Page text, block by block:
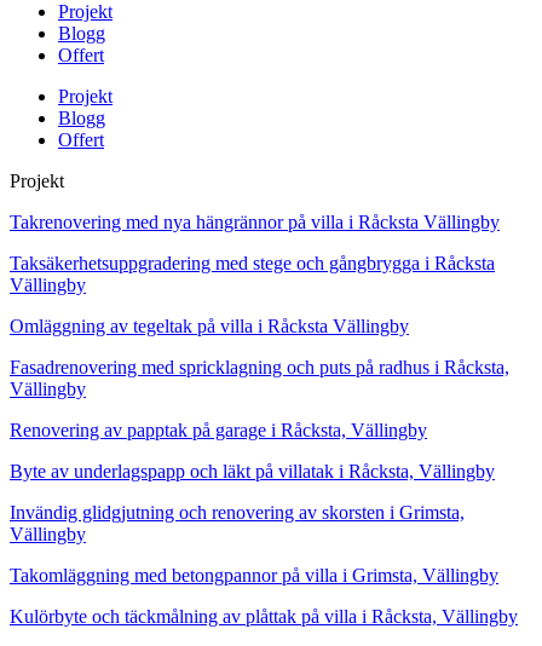
Projekt
Blogg
Offert
Projekt
Blogg
Offert
Projekt
Takrenovering med nya hängrännor på villa i Råcksta Vällingby
Taksäkerhetsuppgradering med stege och gångbrygga i Råcksta
Vällingby
Omläggning av tegeltak på villa i Råcksta Vällingby
Fasadrenovering med spricklagning och puts på radhus i Råcksta,
Vällingby
Renovering av papptak på garage i Råcksta, Vällingby
Byte av underlagspapp och läkt på villatak i Råcksta, Vällingby
Invändig glidgjutning och renovering av skorsten i Grimsta,
Vällingby
Takomläggning med betongpannor på villa i Grimsta, Vällingby
Kulörbyte och täckmålning av plåttak på villa i Råcksta, Vällingby